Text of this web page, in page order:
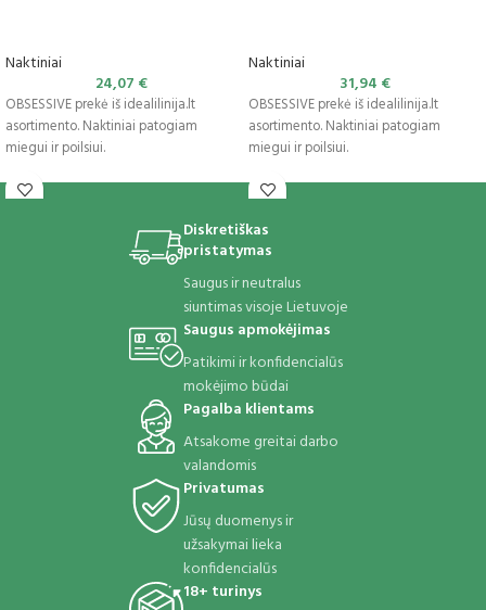
Naktiniai
24,07 €
OBSESSIVE prekė iš idealilinija.lt
asortimento. Naktiniai patogiam
miegui ir poilsiui.
Naktiniai
31,94 €
OBSESSIVE prekė iš idealilinija.lt
asortimento. Naktiniai patogiam
miegui ir poilsiui.
Diskretiškas
pristatymas
Saugus ir neutralus
siuntimas visoje Lietuvoje
Saugus apmokėjimas
Patikimi ir konfidencialūs
mokėjimo būdai
Pagalba klientams
Atsakome greitai darbo
valandomis
Privatumas
Jūsų duomenys ir
užsakymai lieka
konfidencialūs
18+ turinys